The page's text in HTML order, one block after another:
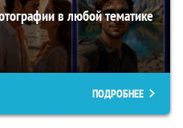
в любой тематике
ПОДРОБНЕЕ